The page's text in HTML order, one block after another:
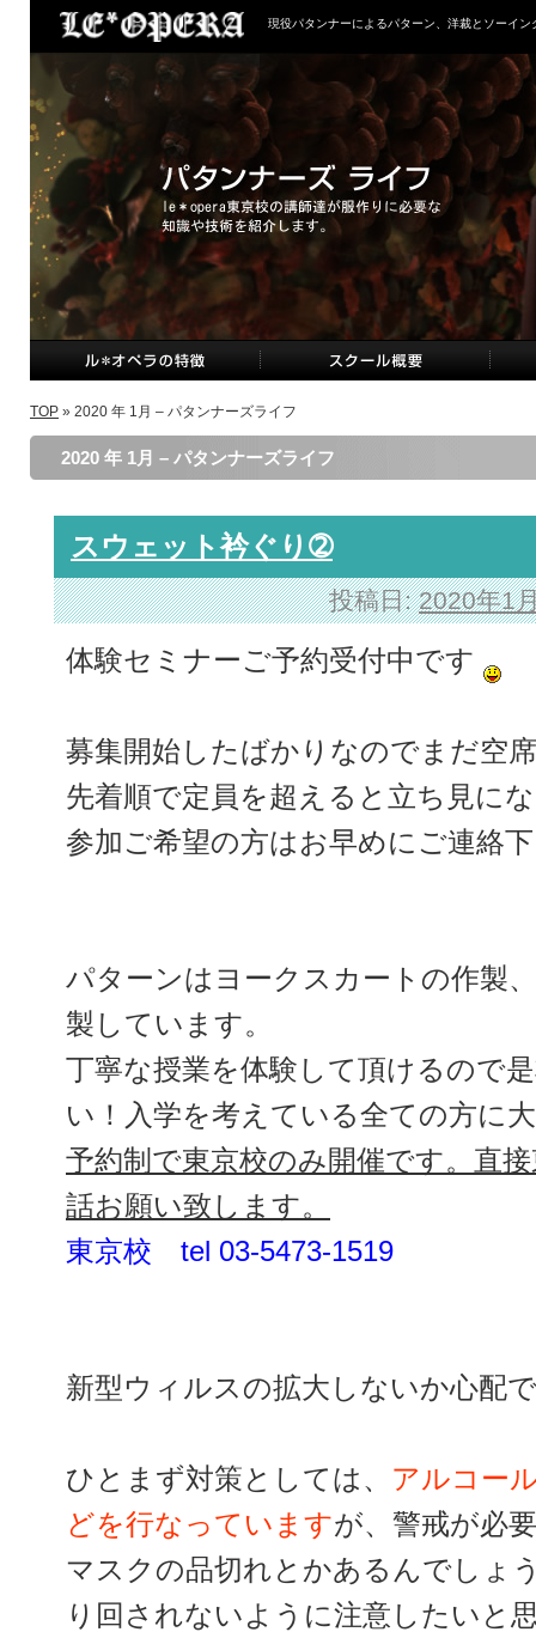
現役パタンナーによるパターン、洋裁とソーイン
TOP » 2020 年 1月 – パタンナーズライフ
2020 年 1月 – パタンナーズライフ
スウェット衿ぐり➁
投稿日: 2020年1
体験セミナーご予約受付中です
募集開始したばかりなのでまだ空
先着順で定員を超えると立ち見に
参加ご希望の方はお早めにご連絡
パターンはヨークスカートの作製
製しています。
丁寧な授業を体験して頂けるので
い！入学を考えている全ての方に
予約制で東京校のみ開催です。直
話お願い致します。
東京校 tel 03-5473-1519
新型ウィルスの拡大しないか心配
ひとまず対策としては、 アルコー
どを行なっていますが、警戒が必
マスクの品切れとかあるんでしょ
り回されないように注意したいと